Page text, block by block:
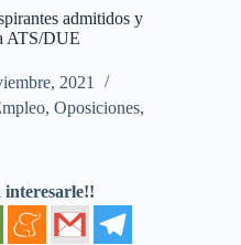
admitidos y
ATS/DUE
2021
, Oposiciones,
interesarle!!